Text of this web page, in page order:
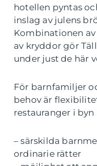
hotellen pyntas
inslag av julens
Kombinationen
av kryddor gör
under just de här
För barnfamiljer
behov är
restauranger i byn
– särskilda
ordinarie rätter